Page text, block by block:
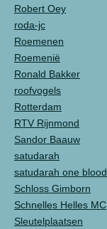
Robert Oey
roda-jc
Roemenen
Roemenië
Ronald Bakker
roofvogels
Rotterdam
RTV Rijnmond
Sandor Baauw
satudarah
satudarah one blood
Schloss Gimborn
Schnelles Helles MC
Sleutelplaatsen